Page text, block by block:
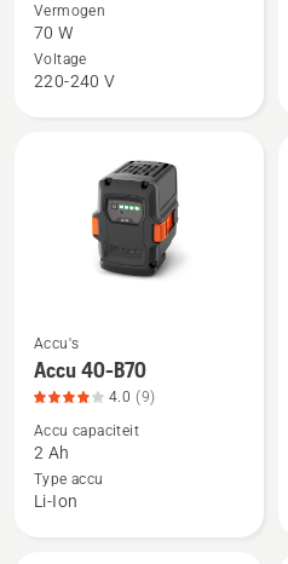
over
Aspire™
P4A
Vermogen
70 W
Voltage
220-240 V
Bekijk
meer
details
over
Accu
40-
Accu's
Accu 40-B70
4.0 (9)
Accu capaciteit
2 Ah
Type accu
Li-Ion